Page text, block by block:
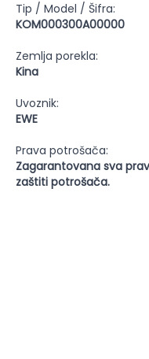
Tip / Model / Šifra:
KOM000300A00000
Zemlja porekla:
Kina
Uvoznik:
EWE
Prava potrošača:
Zagarantovana sva
zaštiti potrošača.